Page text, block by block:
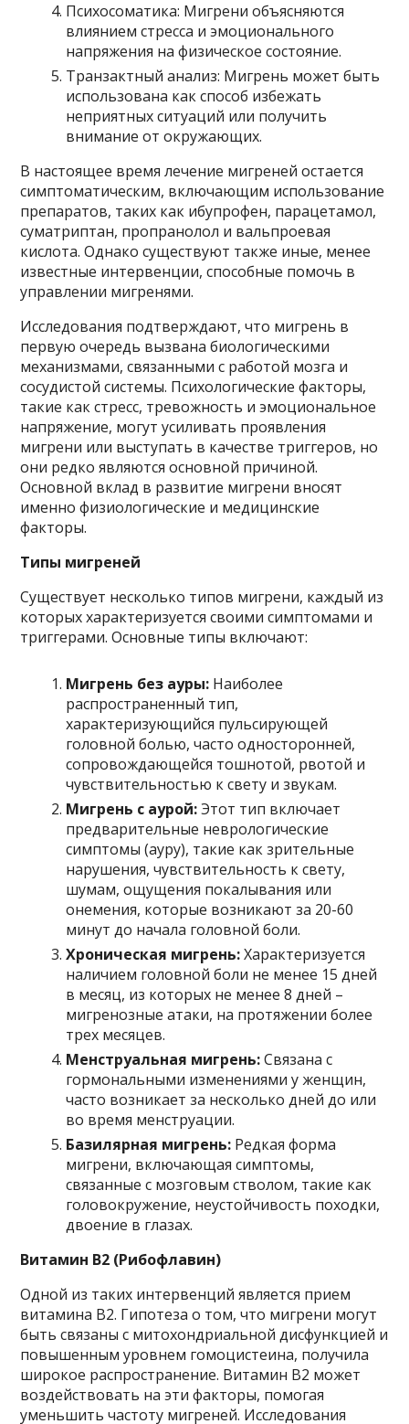
Психосоматика: Мигрени объясняются
влиянием стресса и эмоционального
напряжения на физическое состояние.
Транзактный анализ: Мигрень может быть
использована как способ избежать
неприятных ситуаций или получить
внимание от окружающих.
В настоящее время лечение мигреней остается
симптоматическим, включающим использование
препаратов, таких как ибупрофен, парацетамол,
суматриптан, пропранолол и вальпроевая
кислота. Однако существуют также иные, менее
известные интервенции, способные помочь в
управлении мигренями.
Исследования подтверждают, что мигрень в
первую очередь вызвана биологическими
механизмами, связанными с работой мозга и
сосудистой системы. Психологические факторы,
такие как стресс, тревожность и эмоциональное
напряжение, могут усиливать проявления
мигрени или выступать в качестве триггеров, но
они редко являются основной причиной.
Основной вклад в развитие мигрени вносят
именно физиологические и медицинские
факторы.
Типы мигреней
Существует несколько типов мигрени, каждый из
которых характеризуется своими симптомами и
триггерами. Основные типы включают:
Мигрень без ауры: Наиболее
распространенный тип,
характеризующийся пульсирующей
головной болью, часто односторонней,
сопровождающейся тошнотой, рвотой и
чувствительностью к свету и звукам.
Мигрень с аурой:Этот тип включает
предварительные неврологические
симптомы (ауру), такие как зрительные
нарушения, чувствительность к свету,
шумам, ощущения покалывания или
онемения, которые возникают за 20-60
минут до начала головной боли.
Хроническая мигрень:Характеризуется
наличием головной боли не менее 15 дней
в месяц, из которых не менее 8 дней –
мигренозные атаки, на протяжении более
трех месяцев.
Менструальная мигрень:Связана с
гормональными изменениями у женщин,
часто возникает за несколько дней до или
во время менструации.
Базилярная мигрень: Редкая форма
мигрени, включающая симптомы,
связанные с мозговым стволом, такие как
головокружение, неустойчивость походки,
двоение в глазах.
Витамин B2 (Рибофлавин)
Одной из таких интервенций является прием
витамина B2. Гипотеза о том, что мигрени могут
быть связаны с митохондриальной дисфункцией и
повышенным уровнем гомоцистеина, получила
широкое распространение. Витамин B2 может
воздействовать на эти факторы, помогая
уменьшить частоту мигреней. Исследования